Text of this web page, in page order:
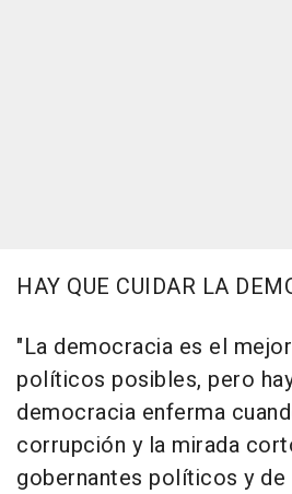
HAY QUE CUIDAR LA
"La democracia es el
políticos posibles, pero
democracia enferma
corrupción y la mirada
gobernantes políticos y